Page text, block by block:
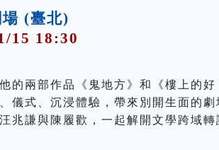
(臺北)
15 18:30
的兩部作品《鬼地方》和《樓上的好
儀式、沉浸體驗，帶來別開生面的劇
兆謙與陳履歡，一起解開文學跨域轉